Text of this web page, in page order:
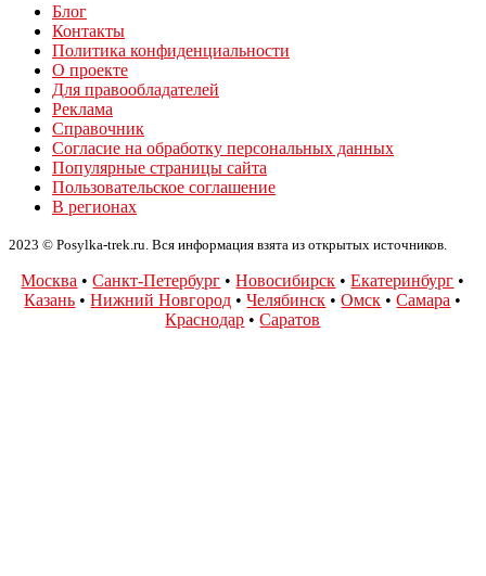
Блог
Контакты
Политика конфиденциальности
О проекте
Для правообладателей
Реклама
Справочник
Согласие на обработку персональных данных
Популярные страницы сайта
Пользовательское соглашение
В регионах
2023 © Posylka-trek.ru. Вся информация взята из открытых источников.
Москва •Санкт-Петербург •Новосибирск •Екатеринбург •
Казань •Нижний Новгород •Челябинск •Омск •Самара •
Краснодар •Саратов